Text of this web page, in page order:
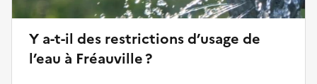
Y a-t-il des restrictions d’usage de
l’eau à Fréauville ?